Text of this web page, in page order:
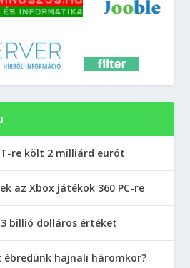
re költ 2 milliárd eurót
az Xbox játékok 360 PC-re
billió dolláros értéket
hajnali háromkor?